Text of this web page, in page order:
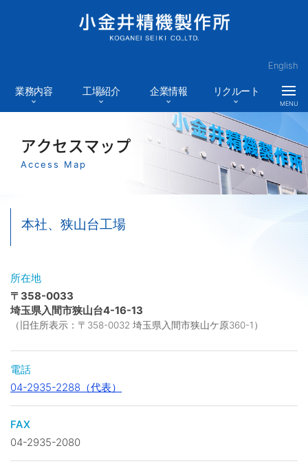
English
業務内容 工場紹介 企業情報 リクルート
MENU
アクセスマップ
Access Map
本社、狭山台工場
所在地
〒358-0033
埼玉県入間市狭山台4-16-13
（旧住所表示：〒358-0032 埼玉県入間市狭山ケ原360-1）
電話
04-2935-2288（代表）
FAX
04-2935-2080